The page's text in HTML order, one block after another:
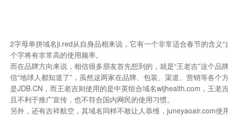
2字母单拼域名ji.red从自身品相来说，它有一个非常适合春节的含义
个字将有非常高的使用频率。
而在品牌方向来说，相信很多朋友首先想到的，就是“王老吉”这个
信“地球人都知道了”，虽然这两家在品牌、包装、渠道、营销等各
是JDB.CN，而王老吉则使用的是中英组合域名wljhealth.com，王老
且不利于推广宣传，也不符合国内网民的使用习惯。
另外，还有吉祥航空，其域名同样不敢让人恭维，juneyaoair.com使